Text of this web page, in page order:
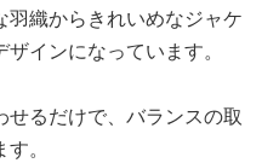
羽織からきれいめなジャケ
インになっています。
るだけで、バランスの取
。